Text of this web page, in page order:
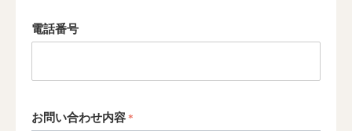
電話番号
お問い合わせ内容